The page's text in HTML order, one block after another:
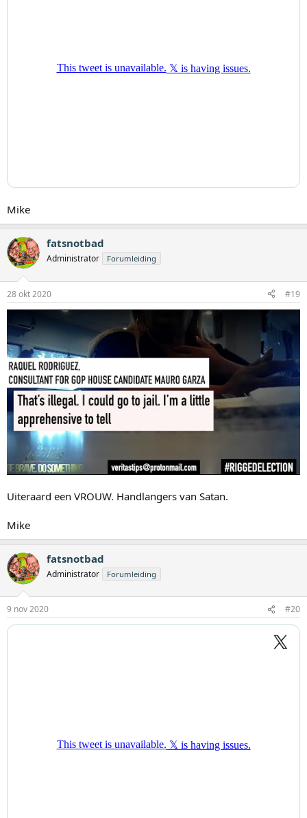
Mike
fatsnotbad
Administrator Forumleiding
28 okt 2020 #19
Uiteraard een VROUW. Handlangers van Satan.
Mike
fatsnotbad
Administrator Forumleiding
9 nov 2020 #20